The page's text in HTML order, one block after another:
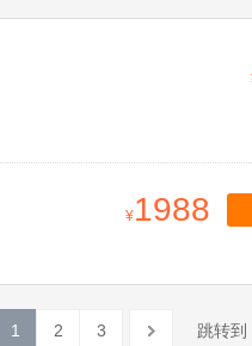
1988
1 2 3 跳转到